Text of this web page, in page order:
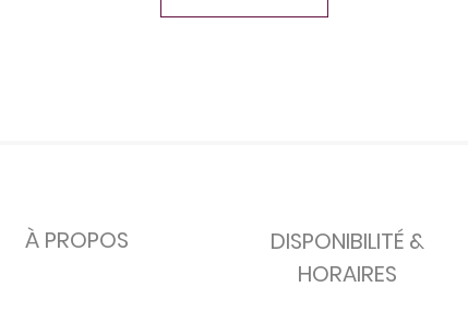
À PROPOS
DISPONIBILITÉ &
HORAIRES